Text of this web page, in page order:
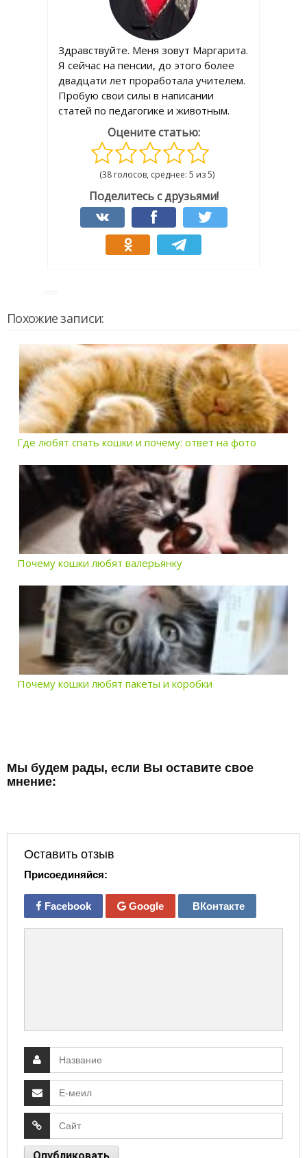
Здравствуйте. Меня зовут Маргарита.
Я сейчас на пенсии, до этого более
двадцати лет проработала учителем.
Пробую свои силы в написании
статей по педагогике и животным.
Оцените статью:
(38 голосов, среднее: 5 из 5)
Поделитесь с друзьями!
Похожие записи:
Где любят спать кошки и почему: ответ на фото
Почему кошки любят валерьянку
Почему кошки любят пакеты и коробки
Мы будем рады, если Вы оставите свое
мнение:
Оставить отзыв
Присоединяйся:
Facebook Google ВКонтакте